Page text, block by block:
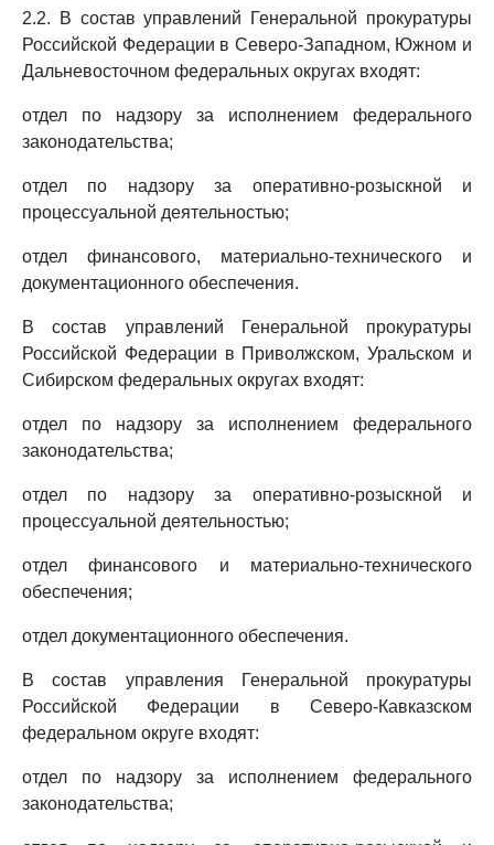
2.2. В состав управлений Генеральной прокуратуры
Российской Федерации в Северо-Западном, Южном и
Дальневосточном федеральных округах входят:
отдел по надзору за исполнением федерального
законодательства;
отдел по надзору за оперативно-розыскной и
процессуальной деятельностью;
отдел финансового, материально-технического и
документационного обеспечения.
В состав управлений Генеральной прокуратуры
Российской Федерации в Приволжском, Уральском и
Сибирском федеральных округах входят:
отдел по надзору за исполнением федерального
законодательства;
отдел по надзору за оперативно-розыскной и
процессуальной деятельностью;
отдел финансового и материально-технического
обеспечения;
отдел документационного обеспечения.
В состав управления Генеральной прокуратуры
Российской Федерации в Северо-Кавказском
федеральном округе входят:
отдел по надзору за исполнением федерального
законодательства;